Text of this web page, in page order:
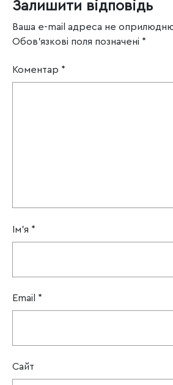
Залишити відповідь
Ваша e-mail адреса не
Обов’язкові поля позначені *
Коментар *
Ім'я *
Email *
Сайт